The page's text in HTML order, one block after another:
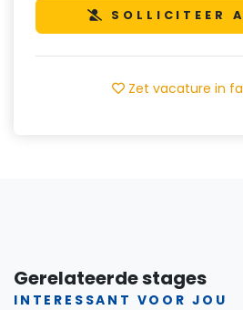
SOLLICITEER
Zet vacature in
Gerelateerde stages
INTERESSANT VOOR JOU